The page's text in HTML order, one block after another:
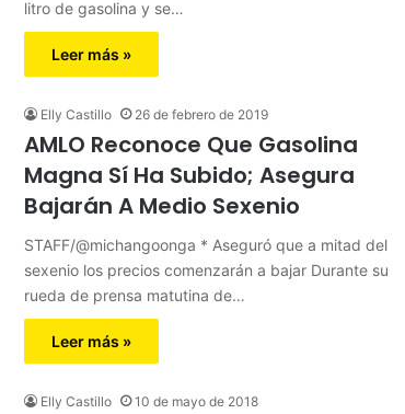
litro de gasolina y se…
Leer más »
Elly Castillo 26 de febrero de 2019
AMLO Reconoce Que Gasolina
Magna Sí Ha Subido; Asegura
Bajarán A Medio Sexenio
STAFF/@michangoonga * Aseguró que a mitad del
sexenio los precios comenzarán a bajar Durante su
rueda de prensa matutina de…
Leer más »
Elly Castillo 10 de mayo de 2018